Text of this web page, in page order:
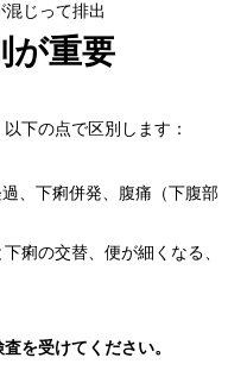
じって排出
が重要
下の点で区別します：
、下痢併発、腹痛（下腹部
痢の交替、便が細くなる、
を受けてください。